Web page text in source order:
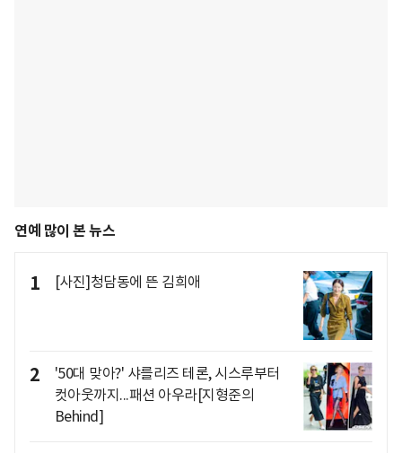
연예 많이 본 뉴스
1 [사진]청담동에 뜬 김희애
2
'50대 맞아?' 샤를리즈 테론, 시스루부터
컷아웃까지...패션 아우라[지형준의
Behind]